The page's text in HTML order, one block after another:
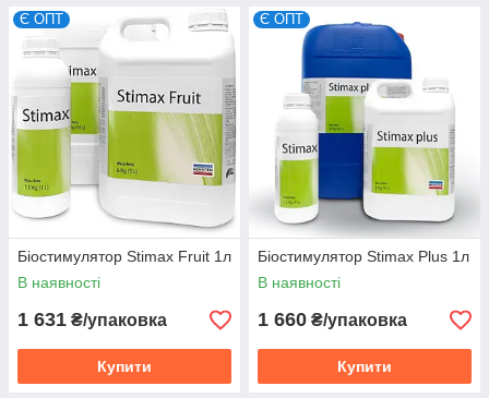
Є ОПТ
Біостимулятор Stimax Fruit 1л
В наявності
1 631 ₴/упаковка
Купити
Є ОПТ
Біостимулятор Stimax Plus 1л
В наявності
1 660 ₴/упаковка
Купити